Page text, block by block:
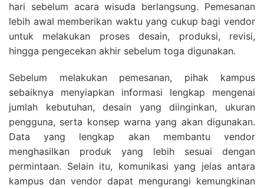
hari sebelum acara wisuda berlangsung. Pemesanan
lebih awal memberikan waktu yang cukup bagi vendor
untuk melakukan proses desain, produksi, revisi,
hingga pengecekan akhir sebelum toga digunakan.
Sebelum melakukan pemesanan, pihak kampus
sebaiknya menyiapkan informasi lengkap mengenai
jumlah kebutuhan, desain yang diinginkan, ukuran
pengguna, serta konsep warna yang akan digunakan.
Data yang lengkap akan membantu vendor
menghasilkan produk yang lebih sesuai dengan
permintaan. Selain itu, komunikasi yang jelas antara
kampus dan vendor dapat mengurangi kemungkinan